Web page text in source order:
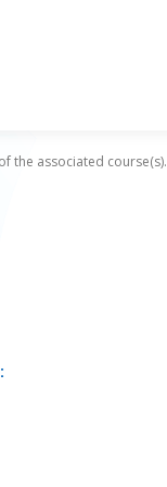
the associated course(s).